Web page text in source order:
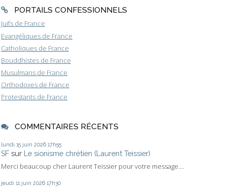
PORTAILS CONFESSIONNELS
Juifs de France
Evangéliques de France
Catholiques de France
Bouddhistes de France
Musulmans de France
Orthodoxes de France
Protestants de France
COMMENTAIRES RÉCENTS
lundi 15 juin 2026 17h55
SF sur Le sionisme chrétien (Laurent Teissier)
Merci beaucoup cher Laurent Teissier pour votre message....
jeudi 11 juin 2026 17h30